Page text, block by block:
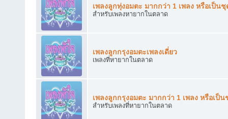
เพลงลูกทุ่งอมตะ มากกว่า 1 เพลง หรือเป็นชุ
สำหรับเพลงหายากในตลาด
เพลงลูกกรุงอมตะเพลงเดี่ยว
เพลงที่หายากในตลาด
เพลงลูกกรุงอมตะ มากกว่า 1 เพลง หรือเป็น
สำหรับเพลงที่หายากในตลาด